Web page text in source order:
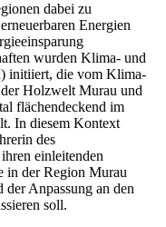
dabei zu
Energien
wurden Klima- und
initiiert, die vom Klima-
Holzwelt Murau und
flächendeckend im
In diesem Kontext
des
einleitenden
in der Region Murau
Anpassung an den
soll.